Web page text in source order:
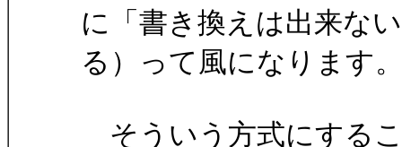
に「書き換えは出来な
る）って風になります
そういう方式にする